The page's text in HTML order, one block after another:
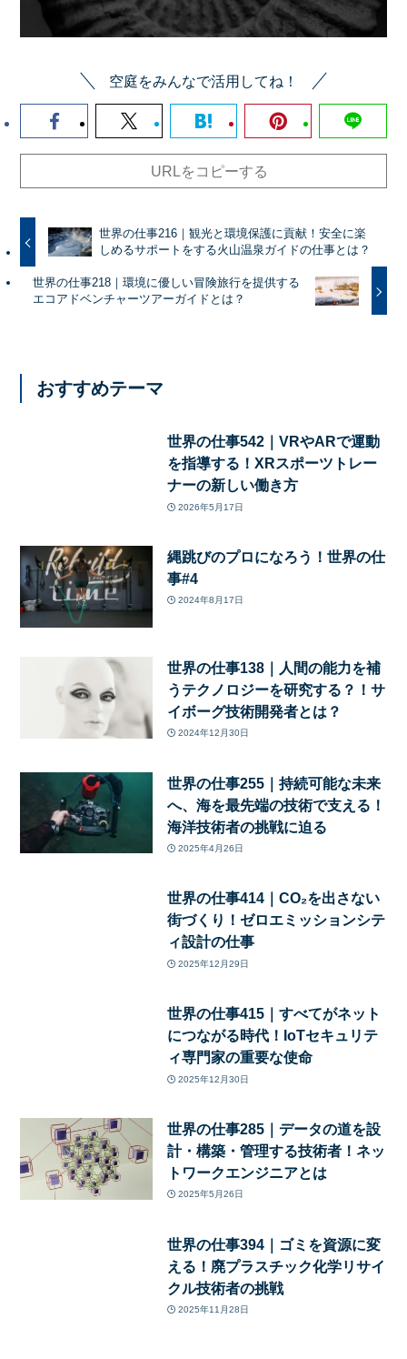
空庭をみんなで活用してね！
URLをコピーする
世界の仕事216｜観光と環境保護に貢献！安全に楽
しめるサポートをする火山温泉ガイドの仕事とは？
世界の仕事218｜環境に優しい冒険旅行を提供する
エコアドベンチャーツアーガイドとは？
おすすめテーマ
世界の仕事542｜VRやARで運動
を指導する！XRスポーツトレー
ナーの新しい働き方
2026年5月17日
縄跳びのプロになろう！世界の仕
事#4
2024年8月17日
世界の仕事138｜人間の能力を補
うテクノロジーを研究する？！サ
イボーグ技術開発者とは？
2024年12月30日
世界の仕事255｜持続可能な未来
へ、海を最先端の技術で支える！
海洋技術者の挑戦に迫る
2025年4月26日
世界の仕事414｜CO₂を出さない
街づくり！ゼロエミッションシテ
ィ設計の仕事
2025年12月29日
世界の仕事415｜すべてがネット
につながる時代！IoTセキュリテ
ィ専門家の重要な使命
2025年12月30日
世界の仕事285｜データの道を設
計・構築・管理する技術者！ネッ
トワークエンジニアとは
2025年5月26日
世界の仕事394｜ゴミを資源に変
える！廃プラスチック化学リサイ
クル技術者の挑戦
2025年11月28日